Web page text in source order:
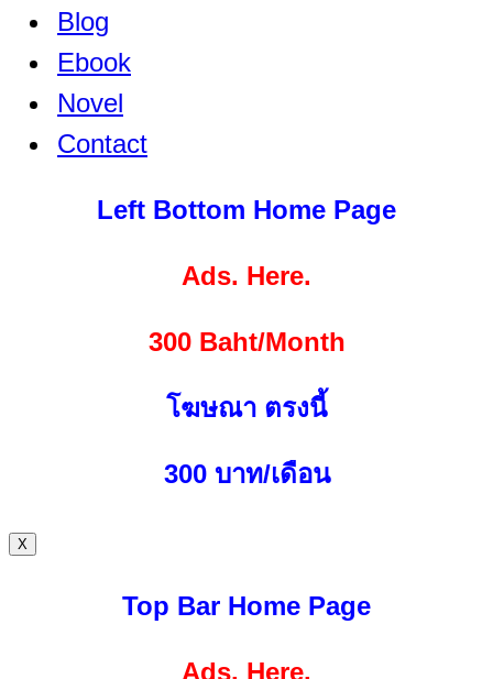
Blog
Ebook
Novel
Contact
Left Bottom Home Page
Ads. Here.
300 Baht/Month
โฆษณา ตรงนี้
300 บาท/เดือน
X
Top Bar Home Page
Ads. Here.